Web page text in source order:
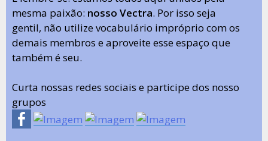
mesma paixão: nosso Vectra. Por isso seja
gentil, não utilize vocabulário impróprio com os
demais membros e aproveite esse espaço que
também é seu.
Curta nossas redes sociais e participe dos nosso
grupos